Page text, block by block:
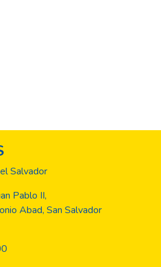
Salvador
Pablo II,
Abad, San Salvador